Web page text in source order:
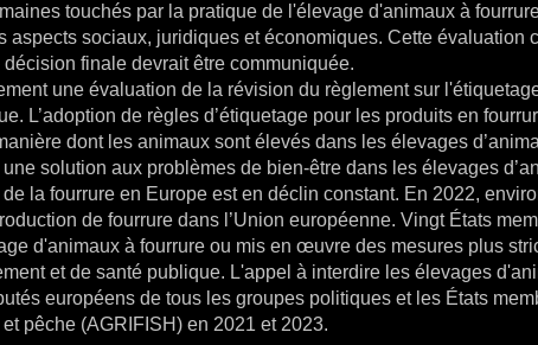
touchés par la pratique de l'élevage d'animaux à
aspects sociaux, juridiques et économiques. Cette évaluation
finale devrait être communiquée.
une évaluation de la révision du règlement sur
L’adoption de règles d’étiquetage pour les produits en
dont les animaux sont élevés dans les élevages
solution aux problèmes de bien-être dans les élevages
la fourrure en Europe est en déclin constant. En 2022,
de fourrure dans l’Union européenne. Vingt États
d'animaux à fourrure ou mis en œuvre des mesures plus
et de santé publique. L'appel à interdire les élevages
européens de tous les groupes politiques et les États
pêche (AGRIFISH) en 2021 et 2023.